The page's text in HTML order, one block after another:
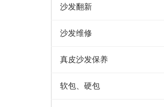
沙发翻新
沙发维修
真皮沙发保养
软包、硬包